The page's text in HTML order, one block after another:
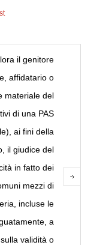
il genitore
affidatario o
materiale del
di una PAS
ai fini della
il giudice del
in fatto dei
mezzi di
incluse le
a
validità o